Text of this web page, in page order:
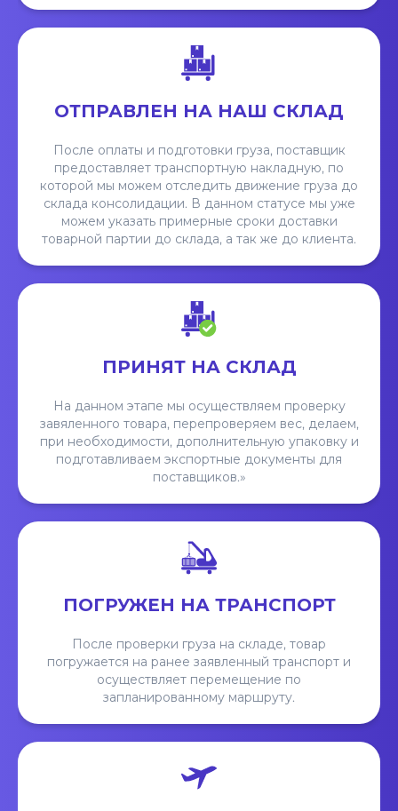
ОТПРАВЛЕН НА НАШ СКЛАД
После оплаты и подготовки груза, поставщик
предоставляет транспортную накладную, по
которой мы можем отследить движение груза до
склада консолидации. В данном статусе мы уже
можем указать примерные сроки доставки
товарной партии до склада, а так же до клиента.
ПРИНЯТ НА СКЛАД
На данном этапе мы осуществляем проверку
завяленного товара, перепроверяем вес, делаем,
при необходимости, дополнительную упаковку и
подготавливаем экспортные документы для
поставщиков.»
ПОГРУЖЕН НА ТРАНСПОРТ
После проверки груза на складе, товар
погружается на ранее заявленный транспорт и
осуществляет перемещение по
запланированному маршруту.